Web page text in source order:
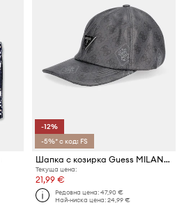
-12%
-5%* с код: FS
Шапка с козирка Guess MILANO
Текуща цена:
21,99 €
Редовна цена:47,90 €
Най-ниска цена:24,99 €